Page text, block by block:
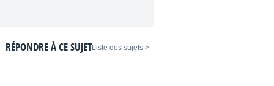
< Liste des sujets
RÉPONDRE À CE SUJET